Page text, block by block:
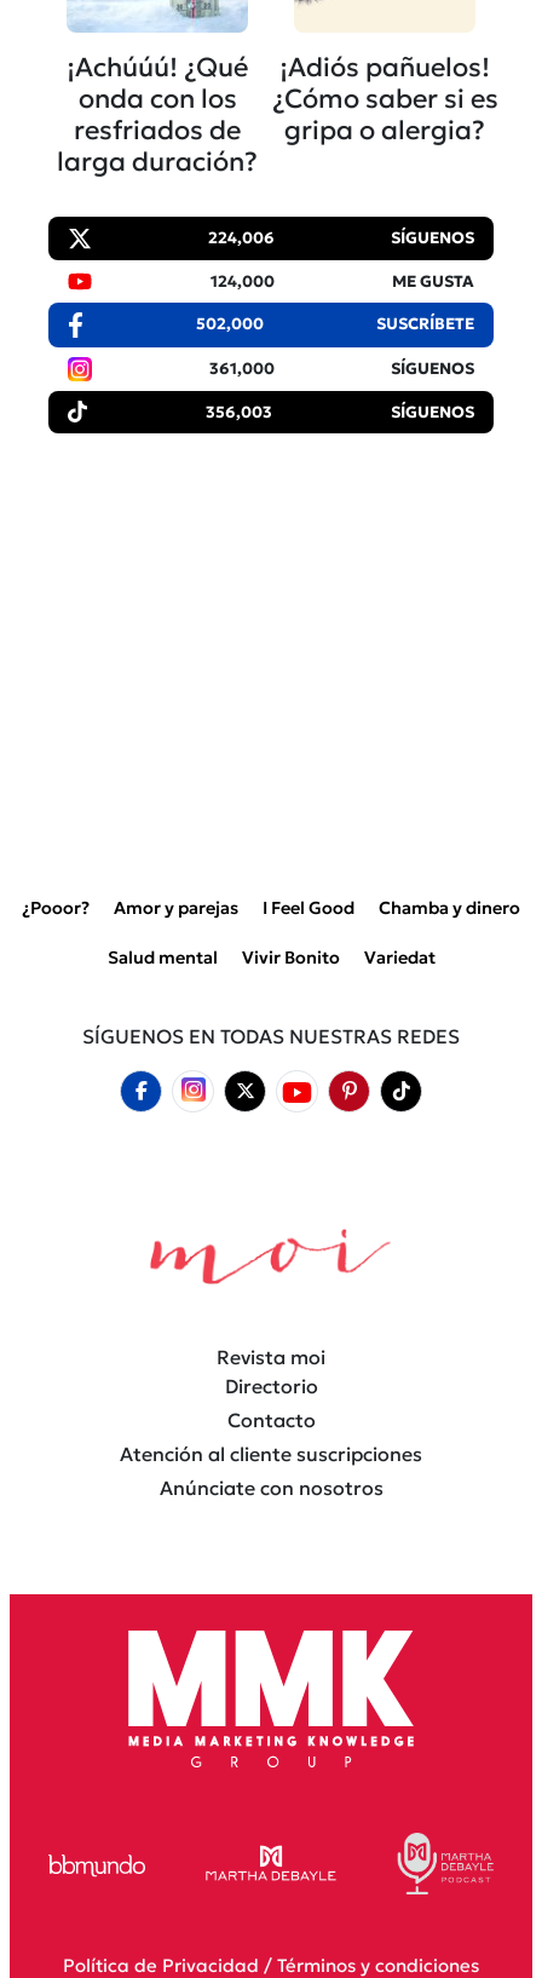
¡Achúúú! ¿Qué
onda con los
resfriados de
larga duración?
¡Adiós pañuelos!
¿Cómo saber si es
gripa o alergia?
224,006 SÍGUENOS
124,000 ME GUSTA
502,000 SUSCRÍBETE
361,000 SÍGUENOS
356,003 SÍGUENOS
¿Pooor? Amor y parejas I Feel Good Chamba y dinero
Salud mental Vivir Bonito Variedat
SÍGUENOS EN TODAS NUESTRAS REDES
Revista moi
Directorio
Contacto
Atención al cliente suscripciones
Anúnciate con nosotros
Política de Privacidad / Términos y condiciones